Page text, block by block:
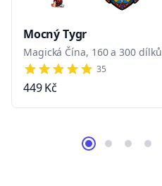
Mocný Tygr
Magická Čína, 160 a 300 dílků
5 out of 5 stars
35
449 Kč